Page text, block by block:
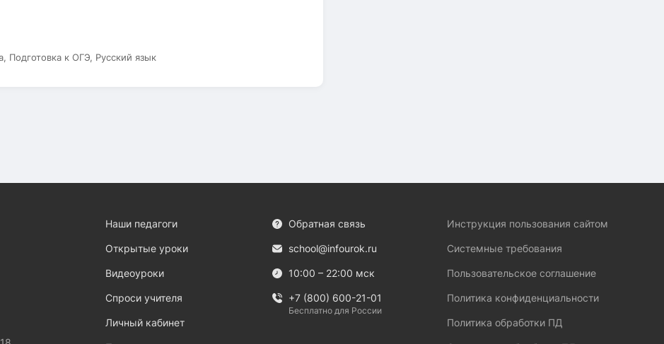
Подготовка к ОГЭ, Русский язык
Наши педагоги
Открытые уроки
Видеоуроки
Спроси учителя
Личный кабинет
Обратная связь
school@infourok.ru
10:00 – 22:00 мск
+7 (800) 600-21-01
Бесплатно для России
Инструкция пользования сайтом
Системные требования
Пользовательское соглашение
Политика конфиденциальности
Политика обработки ПД